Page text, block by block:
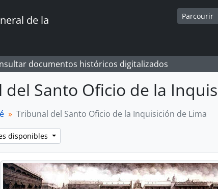
de la
Parcourir
documentos históricos digitalizados
Santo Oficio de la
Tribunal del Santo Oficio de la Inquisición de Lima
disponibles